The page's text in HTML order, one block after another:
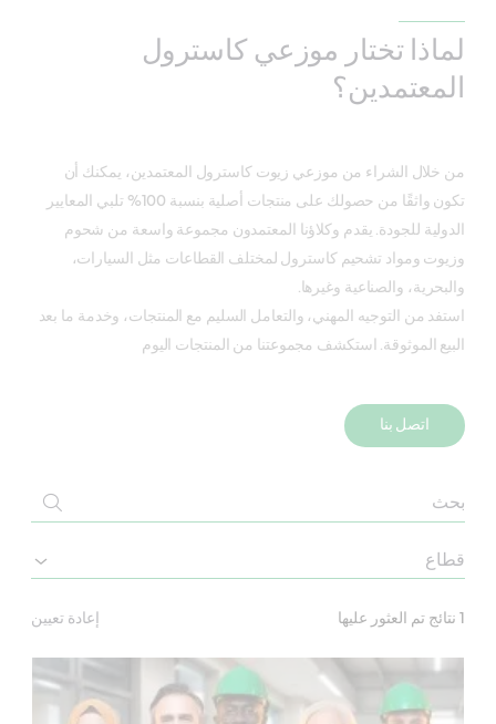
لماذا تختار موزعي كاسترول
المعتمدين؟
من خلال الشراء من موزعي زيوت كاسترول المعتمدين، يمكنك أن
تكون واثقًا من حصولك على منتجات أصلية بنسبة 100% تلبي المعايير
الدولية للجودة. يقدم وكلاؤنا المعتمدون مجموعة واسعة من شحوم
وزيوت ومواد تشحيم كاسترول لمختلف القطاعات مثل السيارات،
والبحرية، والصناعية وغيرها.
استفد من التوجيه المهني، والتعامل السليم مع المنتجات، وخدمة ما بعد
البيع الموثوقة. استكشف مجموعتنا من المنتجات اليوم
اتصل بنا
Distributors
1 نتائج تم العثور عليها إعادة تعيين